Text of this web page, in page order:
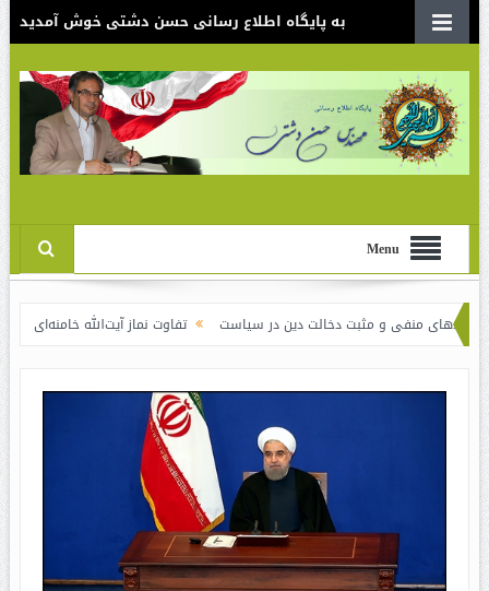
به پایگاه اطلاع رسانی حسن دشتی خوش آمدید
Menu
مثبت دخالت دین در سیاست تفاوت نماز آیت‌الله خامنه‌ای برای شاهرودی و